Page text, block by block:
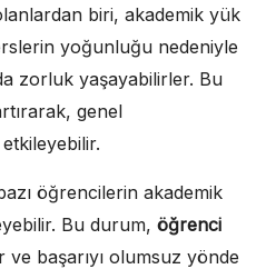
biri, akademik yük
yoğunluğu nedeniyle
zorluk yaşayabilirler. Bu
genel
öğrencilerin akademik
Bu durum, öğrenci
ve başarıyı olumsuz yönde